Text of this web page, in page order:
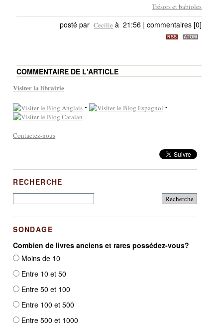
Trésors et babioles
posté par Cecilie à 21:56 |commentaires [0]
RSS ATOM
COMMENTAIRE DE L'ARTICLE
Visiter la librairie
- -
Contactez-nous
RECHERCHE
SONDAGE
Combien de livres anciens et rares possédez-vous?
Moins de 10
Entre 10 et 50
Entre 50 et 100
Entre 100 et 500
Entre 500 et 1000